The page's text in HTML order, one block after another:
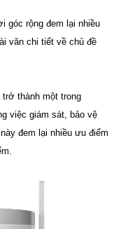
góc rộng đem lại nhiều
văn chi tiết về chủ đề
trở thành một trong
việc giám sát, bảo vệ
đem lại nhiều ưu điểm